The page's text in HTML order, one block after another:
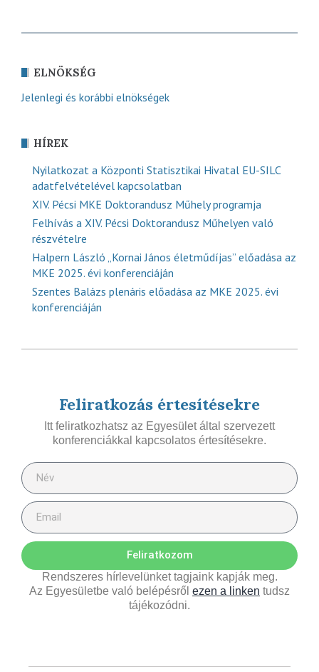
ELNÖKSÉG
Jelenlegi és korábbi elnökségek
HÍREK
Nyilatkozat a Központi Statisztikai Hivatal EU-SILC
adatfelvételével kapcsolatban
XIV. Pécsi MKE Doktorandusz Műhely programja
Felhívás a XIV. Pécsi Doktorandusz Műhelyen való
részvételre
Halpern László „Kornai János életműdíjas” előadása az
MKE 2025. évi konferenciáján
Szentes Balázs plenáris előadása az MKE 2025. évi
konferenciáján
Feliratkozás értesítésekre
Itt feliratkozhatsz az Egyesület által szervezett
konferenciákkal kapcsolatos értesítésekre.
Feliratkozom
Rendszeres hírlevelünket tagjaink kapják meg.
Az Egyesületbe való belépésről ezen a linken tudsz
tájékozódni.